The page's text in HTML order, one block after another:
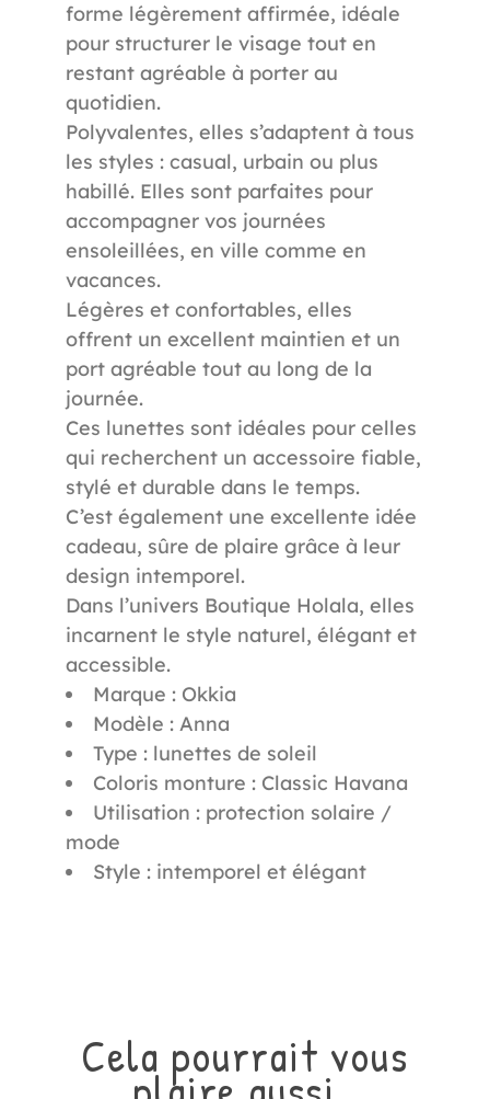
forme légèrement affirmée, idéale
pour structurer le visage tout en
restant agréable à porter au
quotidien.
Polyvalentes, elles s’adaptent à tous
les styles : casual, urbain ou plus
habillé. Elles sont parfaites pour
accompagner vos journées
ensoleillées, en ville comme en
vacances.
Légères et confortables, elles
offrent un excellent maintien et un
port agréable tout au long de la
journée.
Ces lunettes sont idéales pour celles
qui recherchent un accessoire fiable,
stylé et durable dans le temps.
C’est également une excellente idée
cadeau, sûre de plaire grâce à leur
design intemporel.
Dans l’univers Boutique Holala, elles
incarnent le style naturel, élégant et
accessible.
Marque : Okkia
Modèle : Anna
Type : lunettes de soleil
Coloris monture : Classic Havana
Utilisation : protection solaire /
mode
Style : intemporel et élégant
Cela pourrait vous